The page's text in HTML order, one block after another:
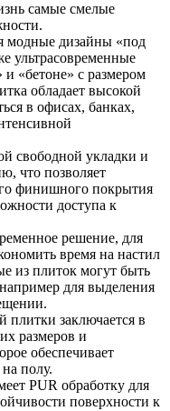
самые смелые
модные дизайны «под
ультрасовременные
«бетоне» с размером
обладает высокой
в офисах, банках,
свободной укладки и
что позволяет
финишного покрытия
доступа к
решение, для
время на настил
из плиток могут быть
для выделения
заключается в
размеров и
обеспечивает
полу.
PUR обработку для
поверхности к